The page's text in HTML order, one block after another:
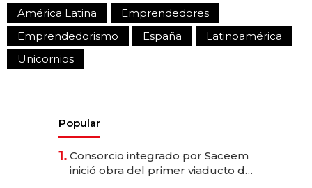
América Latina
Emprendedores
Emprendedorismo
España
Latinoamérica
Unicornios
Popular
1. Consorcio integrado por Saceem
inició obra del primer viaducto de